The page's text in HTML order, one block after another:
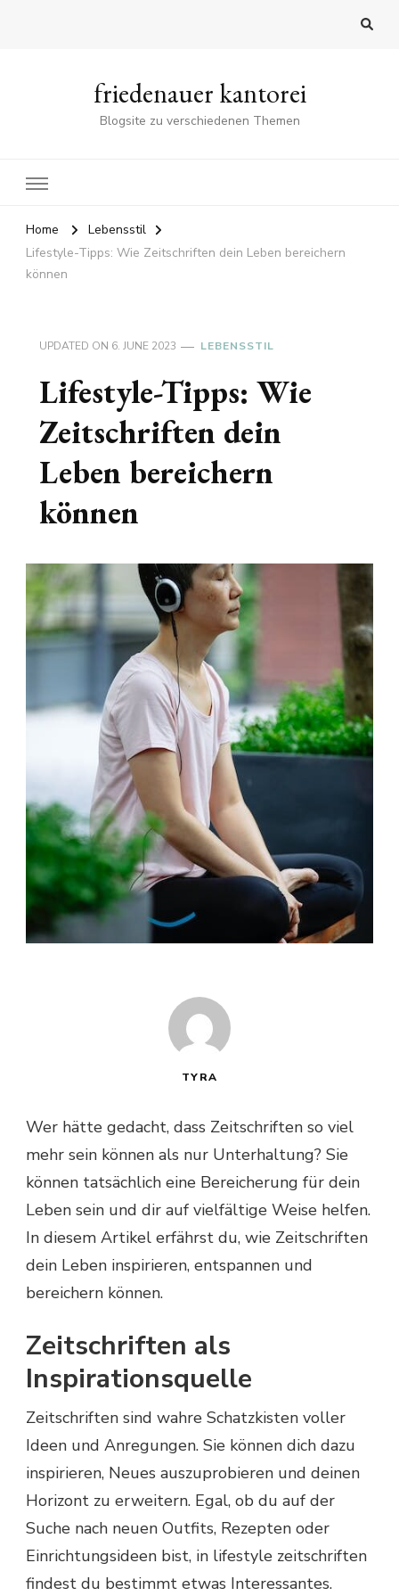
friedenauer kantorei
Blogsite zu verschiedenen Themen
Home
Lebensstil
Lifestyle-Tipps: Wie Zeitschriften dein Leben bereichern
können
UPDATED ON 6. JUNE 2023 LEBENSSTIL
Lifestyle-Tipps: Wie
Zeitschriften dein
Leben bereichern
können
TYRA
Wer hätte gedacht, dass Zeitschriften so viel
mehr sein können als nur Unterhaltung? Sie
können tatsächlich eine Bereicherung für dein
Leben sein und dir auf vielfältige Weise helfen.
In diesem Artikel erfährst du, wie Zeitschriften
dein Leben inspirieren, entspannen und
bereichern können.
Zeitschriften als
Inspirationsquelle
Zeitschriften sind wahre Schatzkisten voller
Ideen und Anregungen. Sie können dich dazu
inspirieren, Neues auszuprobieren und deinen
Horizont zu erweitern. Egal, ob du auf der
Suche nach neuen Outfits, Rezepten oder
Einrichtungsideen bist, in lifestyle zeitschriften
findest du bestimmt etwas Interessantes.